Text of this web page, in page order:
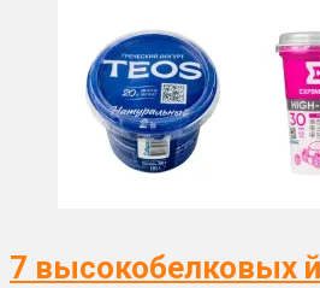
7 высокобелковых